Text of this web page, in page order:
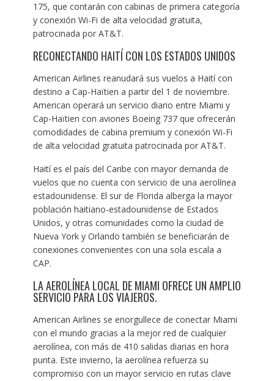
175, que contarán con cabinas de primera categoría
y conexión Wi-Fi de alta velocidad gratuita,
patrocinada por AT&T.
RECONECTANDO HAITÍ CON LOS ESTADOS UNIDOS
American Airlines reanudará sus vuelos a Haití con
destino a Cap-Haïtien a partir del 1 de noviembre.
American operará un servicio diario entre Miami y
Cap-Haïtien con aviones Boeing 737 que ofrecerán
comodidades de cabina premium y conexión Wi-Fi
de alta velocidad gratuita patrocinada por AT&T.
Haití es el país del Caribe con mayor demanda de
vuelos que no cuenta con servicio de una aerolínea
estadounidense. El sur de Florida alberga la mayor
población haitiano-estadounidense de Estados
Unidos, y otras comunidades como la ciudad de
Nueva York y Orlando también se beneficiarán de
conexiones convenientes con una sola escala a
CAP.
LA AEROLÍNEA LOCAL DE MIAMI OFRECE UN AMPLIO
SERVICIO PARA LOS VIAJEROS.
American Airlines se enorgullece de conectar Miami
con el mundo gracias a la mejor red de cualquier
aerolínea, con más de 410 salidas diarias en hora
punta. Este invierno, la aerolínea refuerza su
compromiso con un mayor servicio en rutas clave